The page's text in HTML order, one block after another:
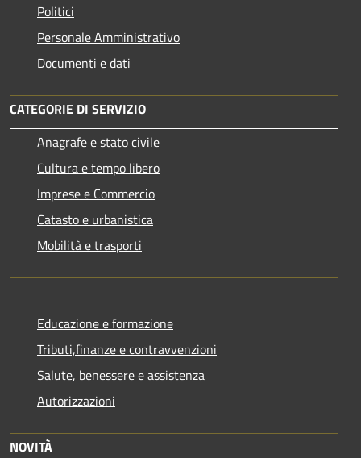
Politici
Personale Amministrativo
Documenti e dati
CATEGORIE DI SERVIZIO
Anagrafe e stato civile
Cultura e tempo libero
Imprese e Commercio
Catasto e urbanistica
Mobilità e trasporti
Educazione e formazione
Tributi,finanze e contravvenzioni
Salute, benessere e assistenza
Autorizzazioni
NOVITÀ